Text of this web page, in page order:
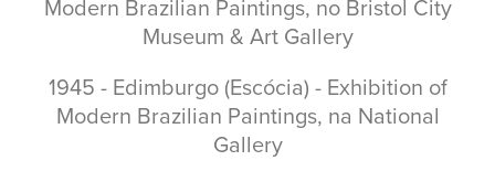
Modern Brazilian Paintings, no Bristol City
Museum & Art Gallery
1945 - Edimburgo (Escócia) - Exhibition of
Modern Brazilian Paintings, na National
Gallery